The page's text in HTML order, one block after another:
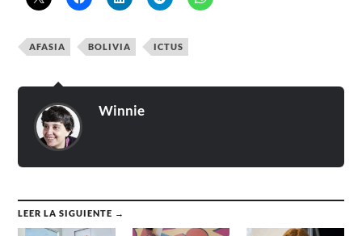
AFASIA BOLIVIA ICTUS
Winnie
LEER LA SIGUIENTE →